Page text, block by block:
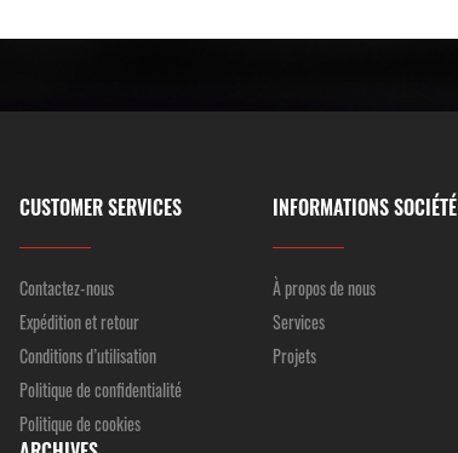
CUSTOMER SERVICES
Contactez-nous
Expédition et retour
Conditions d’utilisation
Politique de confidentialité
Politique de cookies
INFORMATIONS SOCIÉTÉ
À propos de nous
Services
Projets